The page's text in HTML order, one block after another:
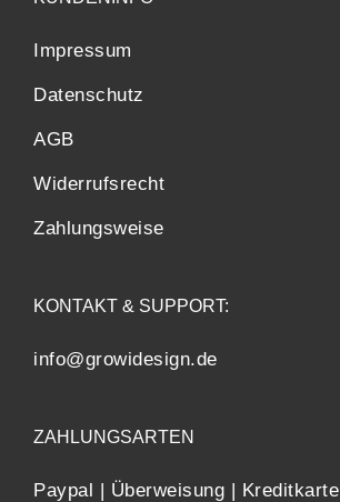
Impressum
Datenschutz
AGB
Widerrufsrecht
Zahlungsweise
KONTAKT & SUPPORT:
info@growidesign.de
ZAHLUNGSARTEN
Paypal | Überweisung | Kreditkarte